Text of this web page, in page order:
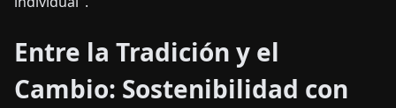
Entre la Tradición y el
Cambio: Sostenibilidad con